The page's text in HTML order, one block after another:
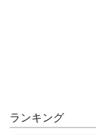
ランキング